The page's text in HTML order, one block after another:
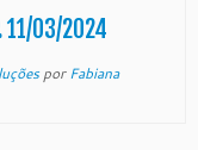
Nº 44/2024
11/03/2024
porFabiana